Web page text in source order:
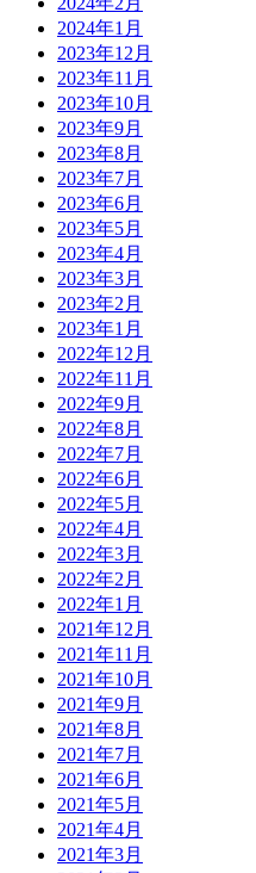
2024年1月
2023年12月
2023年11月
2023年10月
2023年9月
2023年8月
2023年7月
2023年6月
2023年5月
2023年4月
2023年3月
2023年2月
2023年1月
2022年12月
2022年11月
2022年9月
2022年8月
2022年7月
2022年6月
2022年5月
2022年4月
2022年3月
2022年2月
2022年1月
2021年12月
2021年11月
2021年10月
2021年9月
2021年8月
2021年7月
2021年6月
2021年5月
2021年4月
2021年3月